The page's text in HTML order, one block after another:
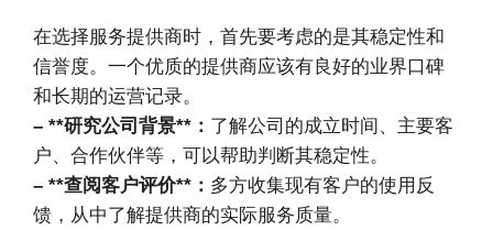
在选择服务提供商时，首先要考虑的是其稳定性和
信誉度。一个优质的提供商应该有良好的业界口碑
和长期的运营记录。
– **研究公司背景**： 了解公司的成立时间、主要客
户、合作伙伴等，可以帮助判断其稳定性。
– **查阅客户评价**： 多方收集现有客户的使用反
馈，从中了解提供商的实际服务质量。